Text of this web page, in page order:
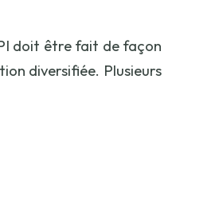
doit être fait de façon
diversifiée. Plusieurs